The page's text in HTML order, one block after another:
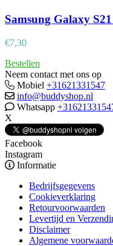
Samsung Galaxy
€7,30
Bestellen
Neem contact met ons op
Mobiel +31621331547
info@buddyshop.nl
Whatsapp
X
Facebook
Instagram
Informatie
Bedrijfsgegevens
Cookieverklaring
Retourvoorwaarden
Levertijd en
Disclaimer
Algemene